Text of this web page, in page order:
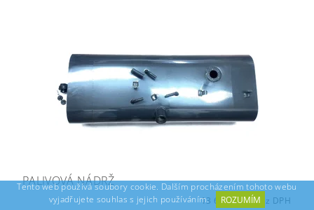
PALIVOVÁ NÁDRŽ
13 698,35 Kč bez DPH
Tento web používá soubory cookie. Dalším procházením tohoto webu
vyjadřujete souhlas s jejich používáním.
ROZUMÍM